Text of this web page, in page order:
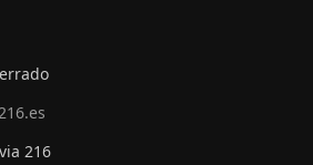
216